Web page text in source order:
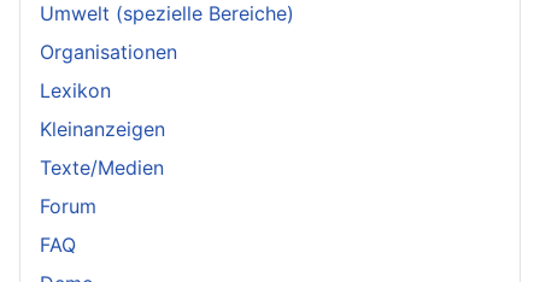
Umwelt (spezielle Bereiche)
Organisationen
Lexikon
Kleinanzeigen
Texte/Medien
Forum
FAQ